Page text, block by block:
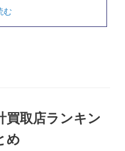
む
買取店ランキン
め